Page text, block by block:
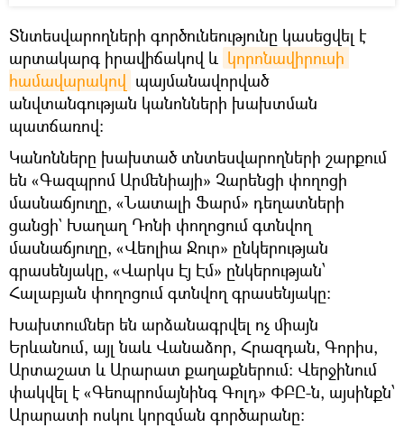
Տնտեսվարողների գործունեությունը կասեցվել է
արտակարգ իրավիճակով և կորոնավիրուսի
համավարակով պայմանավորված
անվտանգության կանոնների խախտման
պատճառով։
Կանոնները խախտած տնտեսվարողների շարքում
են «Գազպրոմ Արմենիայի» Չարենցի փողոցի
մասնաճյուղը, «Նատալի Ֆարմ» դեղատների
ցանցի` Խաղաղ Դոնի փողոցում գտնվող
մասնաճյուղը, «Վեոլիա Ջուր» ընկերության
գրասենյակը, «Վարկս Էյ Էմ» ընկերության՝
Հալաբյան փողոցում գտնվող գրասենյակը։
Խախտումներ են արձանագրվել ոչ միայն
Երևանում, այլ նաև Վանաձոր, Հրազդան, Գորիս,
Արտաշատ և Արարատ քաղաքներում։ Վերջինում
փակվել է «Գեոպրոմայնինգ Գոլդ» ՓԲԸ-ն, այսինքն՝
Արարատի ոսկու կորզման գործարանը։